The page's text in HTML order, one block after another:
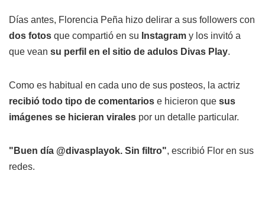
Días antes, Florencia Peña hizo delirar a sus followers con
dos fotos que compartió en su Instagram y los invitó a
que vean su perfil en el sitio de adulos Divas Play.
Como es habitual en cada uno de sus posteos, la actriz
recibió todo tipo de comentarios e hicieron que sus
imágenes se hicieran virales por un detalle particular.
"Buen día @divasplayok. Sin filtro", escribió Flor en sus
redes.